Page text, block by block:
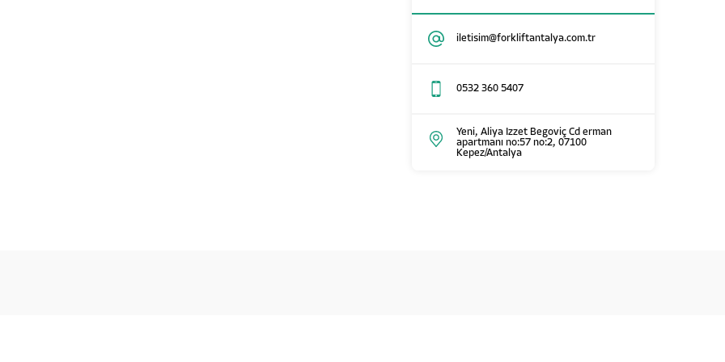
iletisim@forkliftantalya.com.tr
0532 360 5407
Yeni, Aliya Izzet Begoviç Cd erman
apartmanı no:57 no:2, 07100
Kepez/Antalya